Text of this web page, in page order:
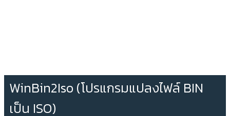
WinBin2Iso (โปรแกรมแปลงไฟล์ BIN
เป็น ISO)